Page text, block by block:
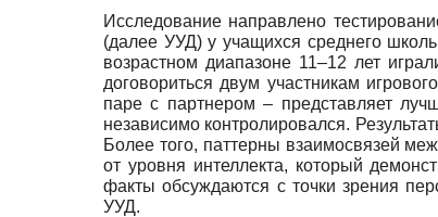
Исследование направлено
(далее УУД) у учащихся среднего
возрастном диапазоне 11–12 лет
договориться двум участникам
паре с партнером – представляет
независимо контролировался.
Более того, паттерны взаимосвязей
от уровня интеллекта, который
факты обсуждаются с точки зрения
УУД.